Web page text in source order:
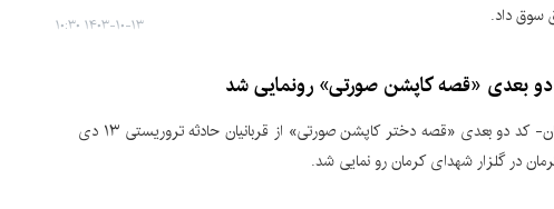
سوق داد.
۱۴۰۳-۱۰-۱۳ ۱۰:۳۰
بعدی «قصه کاپشن صورتی» رونمایی شد
کرمان- کد دو بعدی «قصه دختر کاپشن صورتی» از قربانیان حادثه تروریستی ۱۳ دی
در گلزار شهدای کرمان رو نمایی شد.